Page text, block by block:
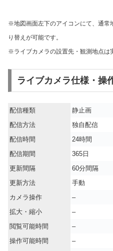
※地図画面左下のアイコンにて、通常
り替えが可能です。
※ライブカメラの設置先・観測地点は
ライブカメラ仕様・操
配信種類
静止画
配信方法
独自配信
配信時間
24時間
配信期間
365日
更新間隔
60分間隔
更新方法
手動
カメラ操作
–
拡大・縮小
–
閲覧可能時間
–
操作可能時間
–